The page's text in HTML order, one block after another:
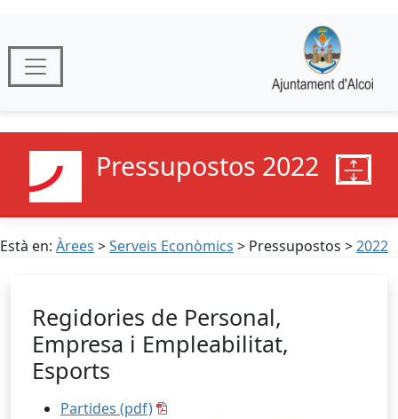
Pressupostos 2022
Està en: Àrees >Serveis Econòmics > Pressupostos >2022
Regidories de Personal,
Empresa i Empleabilitat,
Esports
Partides (pdf)